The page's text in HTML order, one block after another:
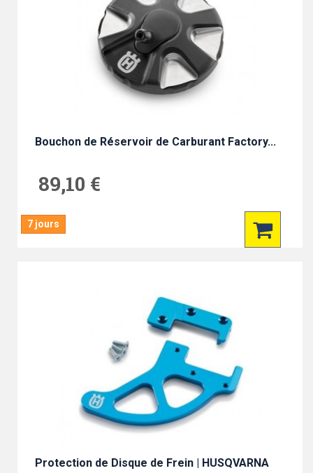
Bouchon de Réservoir de Carburant Factory...
89,10 €
7 jours
Protection de Disque de Frein | HUSQVARNA